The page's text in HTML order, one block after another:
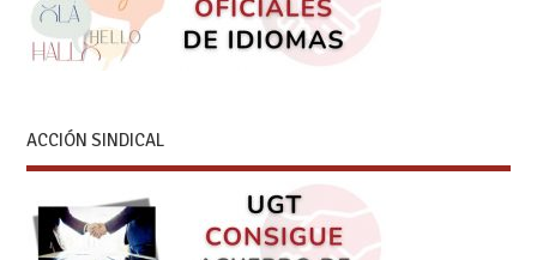
ACCIÓN SINDICAL